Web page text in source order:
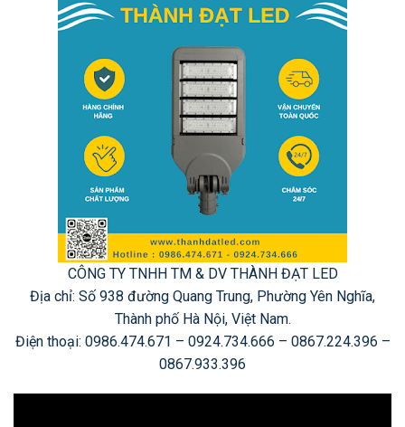
CÔNG TY TNHH TM & DV THÀNH ĐẠT LED
Địa chỉ: Số 938 đường Quang Trung, Phường Yên Nghĩa,
Thành phố Hà Nội, Việt Nam.
Điện thoại: 0986.474.671 – 0924.734.666 – 0867.224.396 –
0867.933.396